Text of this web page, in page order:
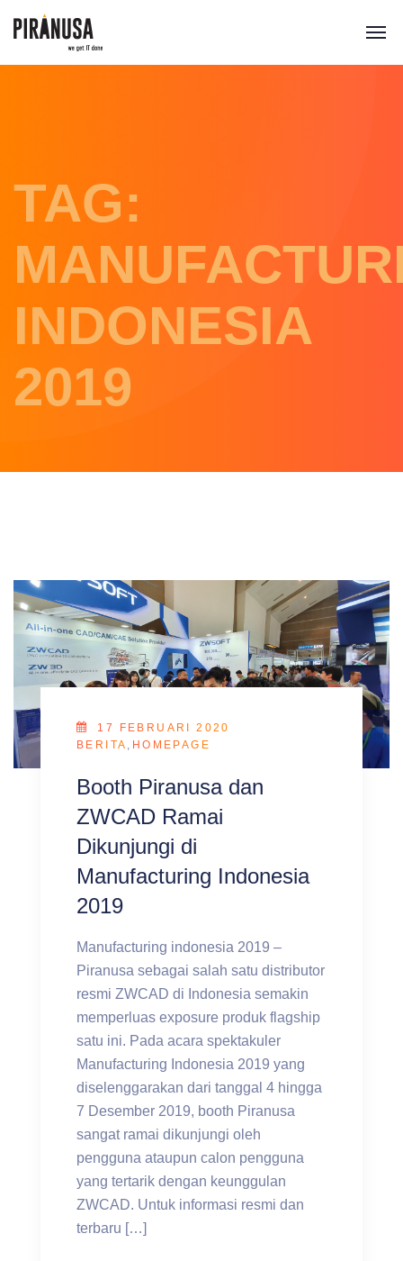
TAG:
INDONESIA
2019
17 FEBRUARI 2020
BERITA , HOMEPAGE
Booth Piranusa dan
ZWCAD Ramai
Dikunjungi di
Manufacturing Indonesia
2019
Manufacturing indonesia 2019 –
Piranusa sebagai salah satu distributor
resmi ZWCAD di Indonesia semakin
memperluas exposure produk flagship
satu ini. Pada acara spektakuler
Manufacturing Indonesia 2019 yang
diselenggarakan dari tanggal 4 hingga
7 Desember 2019, booth Piranusa
sangat ramai dikunjungi oleh
pengguna ataupun calon pengguna
yang tertarik dengan keunggulan
ZWCAD. Untuk informasi resmi dan
terbaru […]